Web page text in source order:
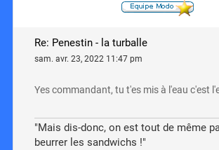
Re: Penestin - la turballe
sam. avr. 23, 2022 11:47 pm
Yes commandant, tu t'es mis à l'eau c'est
"Mais dis-donc, on est tout de même
beurrer les sandwichs !"